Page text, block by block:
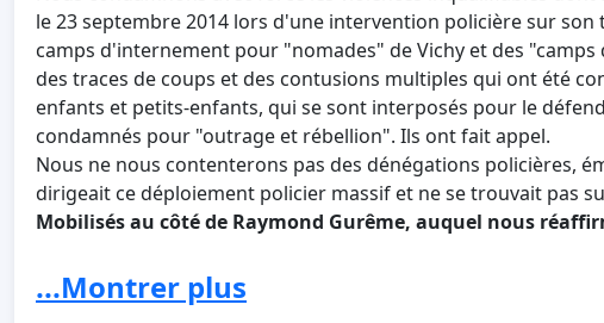
le 23 septembre 2014 lors d'une intervention policière sur
camps d'internement pour "nomades" de Vichy et des
des traces de coups et des contusions multiples qui ont été
enfants et petits-enfants, qui se sont interposés pour le
condamnés pour "outrage et rébellion". Ils ont fait appel.
Nous ne nous contenterons pas des dénégations policières,
dirigeait ce déploiement policier massif et ne se trouvait pas
Mobilisés au côté de Raymond Gurême, auquel nous
ministre de l'Intérieur, ministre de la Justice, secrétaire
institutions européennes de garantir une enquête
...Montrer plus